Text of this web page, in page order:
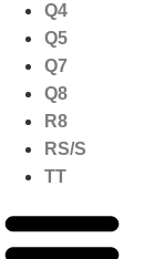
Q4
Q5
Q7
Q8
R8
RS/S
TT